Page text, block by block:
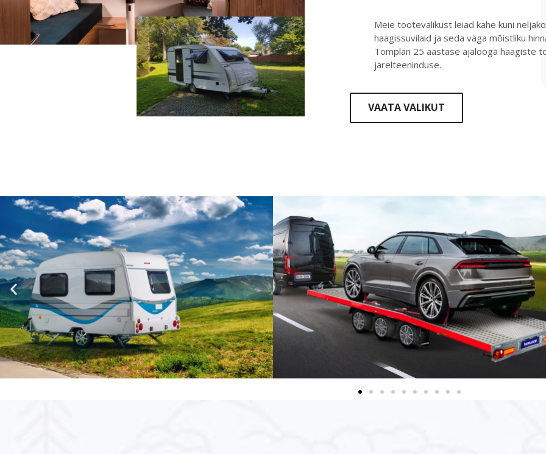
Meie tootevalikust leiad kahe kuni
haagissuvilaid ja seda väga mõistliku
Tomplan 25 aastase ajalooga haagiste
järelteeninduse.
VAATA VALIKUT